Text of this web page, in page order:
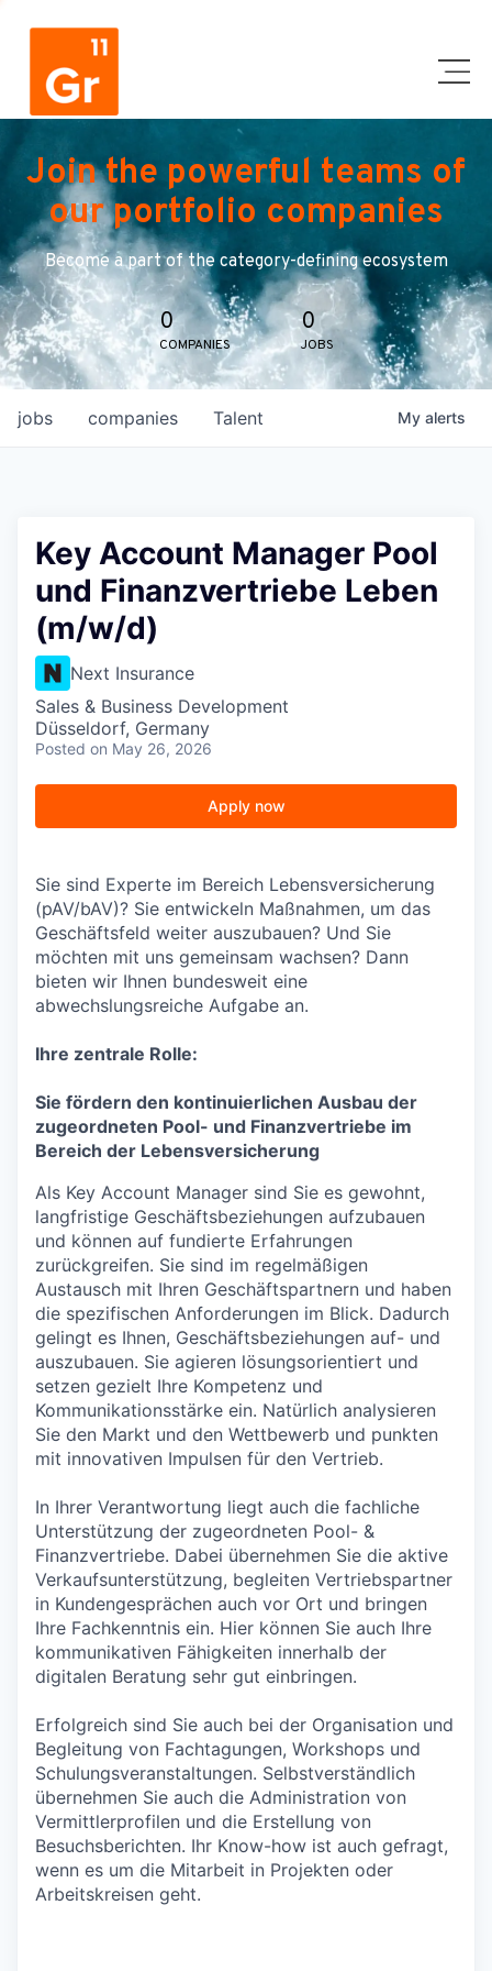
Join the powerful teams of
our portfolio companies
Become a part of the category-defining ecosystem
0
COMPANIES
0
JOBS
jobs companies Talent My alerts
Key Account Manager Pool
und Finanzvertriebe Leben
(m/w/d)
Next Insurance
Sales & Business Development
Düsseldorf, Germany
Posted on May 26, 2026
Apply now
Sie sind Experte im Bereich Lebensversicherung
(pAV/bAV)? Sie entwickeln Maßnahmen, um das
Geschäftsfeld weiter auszubauen? Und Sie
möchten mit uns gemeinsam wachsen? Dann
bieten wir Ihnen bundesweit eine
abwechslungsreiche Aufgabe an.
Ihre zentrale Rolle:
Sie fördern den kontinuierlichen Ausbau der
zugeordneten Pool- und Finanzvertriebe im
Bereich der Lebensversicherung
Als Key Account Manager sind Sie es gewohnt,
langfristige Geschäftsbeziehungen aufzubauen
und können auf fundierte Erfahrungen
zurückgreifen. Sie sind im regelmäßigen
Austausch mit Ihren Geschäftspartnern und haben
die spezifischen Anforderungen im Blick. Dadurch
gelingt es Ihnen, Geschäftsbeziehungen auf- und
auszubauen. Sie agieren lösungsorientiert und
setzen gezielt Ihre Kompetenz und
Kommunikationsstärke ein. Natürlich analysieren
Sie den Markt und den Wettbewerb und punkten
mit innovativen Impulsen für den Vertrieb.
In Ihrer Verantwortung liegt auch die fachliche
Unterstützung der zugeordneten Pool- &
Finanzvertriebe. Dabei übernehmen Sie die aktive
Verkaufsunterstützung, begleiten Vertriebspartner
in Kundengesprächen auch vor Ort und bringen
Ihre Fachkenntnis ein. Hier können Sie auch Ihre
kommunikativen Fähigkeiten innerhalb der
digitalen Beratung sehr gut einbringen.
Erfolgreich sind Sie auch bei der Organisation und
Begleitung von Fachtagungen, Workshops und
Schulungsveranstaltungen. Selbstverständlich
übernehmen Sie auch die Administration von
Vermittlerprofilen und die Erstellung von
Besuchsberichten. Ihr Know-how ist auch gefragt,
wenn es um die Mitarbeit in Projekten oder
Arbeitskreisen geht.